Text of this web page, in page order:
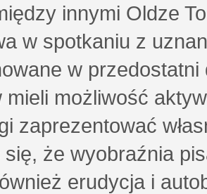
innymi Oldze
w spotkaniu z
w
mieli możliwość
zaprezentować
że wyobraźnia
erudycja i